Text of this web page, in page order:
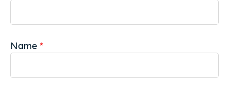
Name